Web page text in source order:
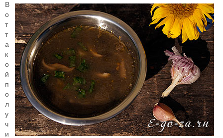
В
о
т
т
а
к
о
й
п
о
л
у
ч
и